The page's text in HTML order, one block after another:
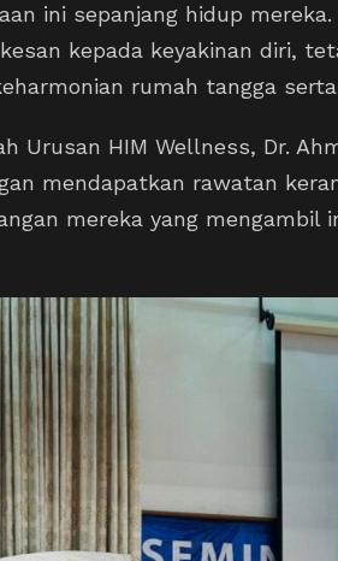
ini sepanjang hidup
kepada keyakinan diri,
rumah tangga
Urusan HIM Wellness, Dr.
mendapatkan rawatan
mereka yang mengambil